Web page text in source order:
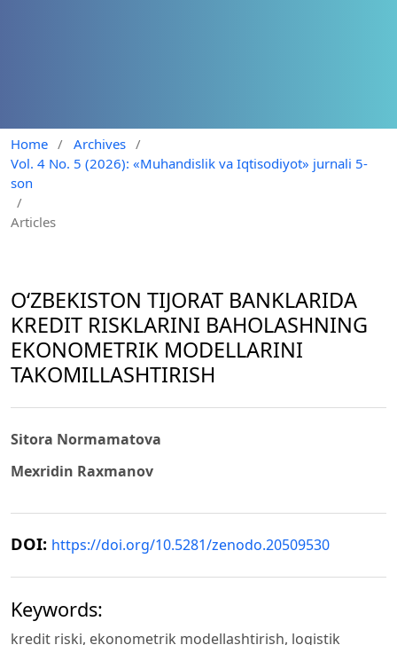
Home / Archives /
Vol. 4 No. 5 (2026): «Muhandislik va Iqtisodiyot» jurnali 5-
son
/
Articles
O‘ZBEKISTON TIJORAT BANKLARIDA
KREDIT RISKLARINI BAHOLASHNING
EKONOMETRIK MODELLARINI
TAKOMILLASHTIRISH
Sitora Normamatova
Mexridin Raxmanov
DOI: https://doi.org/10.5281/zenodo.20509530
Keywords:
kredit riski, ekonometrik modellashtirish, logistik